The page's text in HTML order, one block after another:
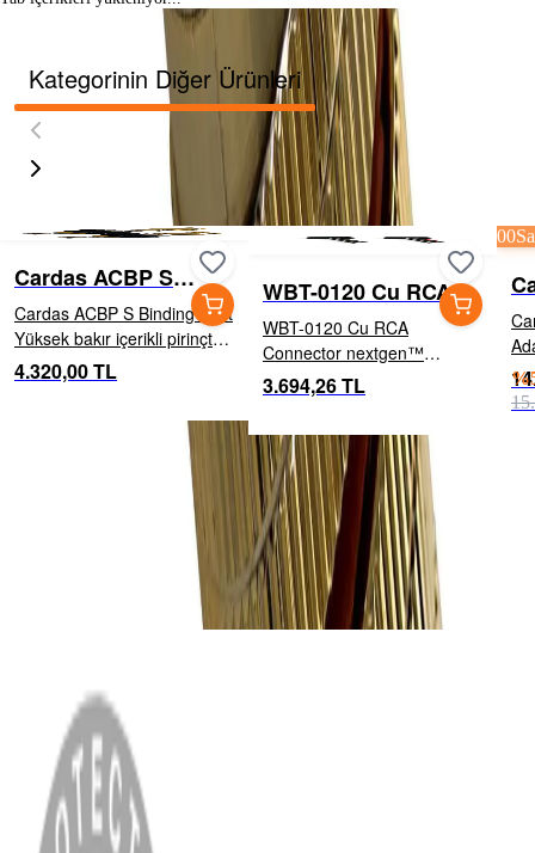
Kategorinin Diğer Ürünleri
Cardas ACBP S
Binding Post
Cardas ACBP S Binding Post
Yüksek bakır içerikli pirinçten
üretilmiş kısa bağlantı
terminali (binding post).
4.320,00 TL
WBT-0120 Cu RCA
Connector
WBT-0120 Cu RCA
Connector nextgen™
serisinden Copper WBT-
0120 açılı RCA konnektör.
son teknolojiyle birleştiren bu
konnektör, ödün verm...
3.694,26 TL
00Sa
%
MENÜ
Anasayfa
Hakkımızda
Blog